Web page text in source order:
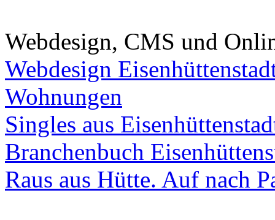
Webdesign, CMS und
Webdesign
Wohnungen
Singles aus
Branchenbuch
Raus aus Hütte. Auf nach